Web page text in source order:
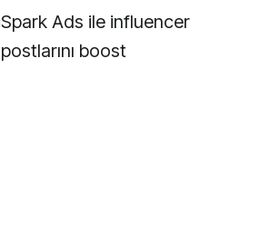
Spark Ads ile influencer
postlarını boost